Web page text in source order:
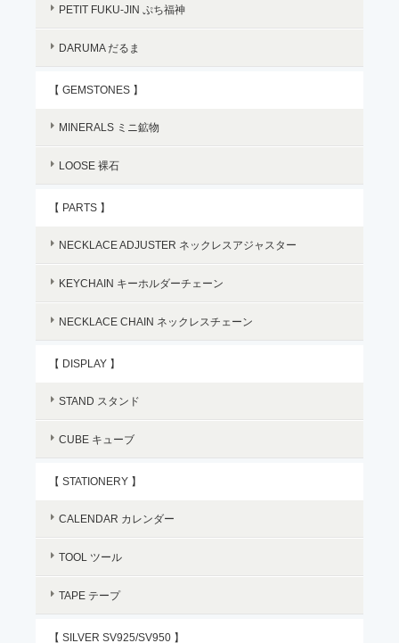
PETIT FUKU-JIN ぷち福神
DARUMA だるま
【 GEMSTONES 】
MINERALS ミニ鉱物
LOOSE 裸石
【 PARTS 】
NECKLACE ADJUSTER ネックレスアジャスター
KEYCHAIN キーホルダーチェーン
NECKLACE CHAIN ネックレスチェーン
【 DISPLAY 】
STAND スタンド
CUBE キューブ
【 STATIONERY 】
CALENDAR カレンダー
TOOL ツール
TAPE テープ
【 SILVER SV925/SV950 】